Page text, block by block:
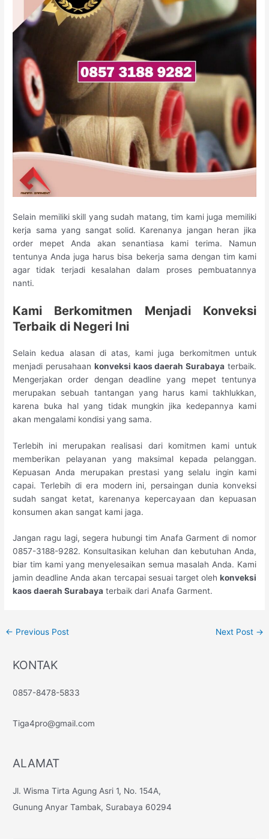
Selain memiliki skill yang sudah matang, tim kami juga memiliki
kerja sama yang sangat solid. Karenanya jangan heran jika
order mepet Anda akan senantiasa kami terima. Namun
tentunya Anda juga harus bisa bekerja sama dengan tim kami
agar tidak terjadi kesalahan dalam proses pembuatannya
nanti.
Kami Berkomitmen Menjadi Konveksi
Terbaikdi Negeri Ini
Selain kedua alasan di atas, kami juga berkomitmen untuk
menjadi perusahaan konveksi kaos daerah Surabaya terbaik.
Mengerjakan order dengan deadline yang mepet tentunya
merupakan sebuah tantangan yang harus kami takhlukkan,
karena buka hal yang tidak mungkin jika kedepannya kami
akan mengalami kondisi yang sama.
Terlebih ini merupakan realisasi dari komitmen kami untuk
memberikan pelayanan yang maksimal kepada pelanggan.
Kepuasan Anda merupakan prestasi yang selalu ingin kami
capai. Terlebih di era modern ini, persaingan dunia konveksi
sudah sangat ketat, karenanya kepercayaan dan kepuasan
konsumen akan sangat kami jaga.
Jangan ragu lagi, segera hubungi tim Anafa Garment di nomor
0857-3188-9282. Konsultasikan keluhan dan kebutuhan Anda,
biar tim kami yang menyelesaikan semua masalah Anda. Kami
jamin deadline Anda akan tercapai sesuai target oleh konveksi
kaos daerah Surabaya terbaik dari Anafa Garment.
← Previous Post Next Post →
KONTAK
0857-8478-5833
Tiga4pro@gmail.com
ALAMAT
Jl. Wisma Tirta Agung Asri 1, No. 154A,
Gunung Anyar Tambak, Surabaya 60294